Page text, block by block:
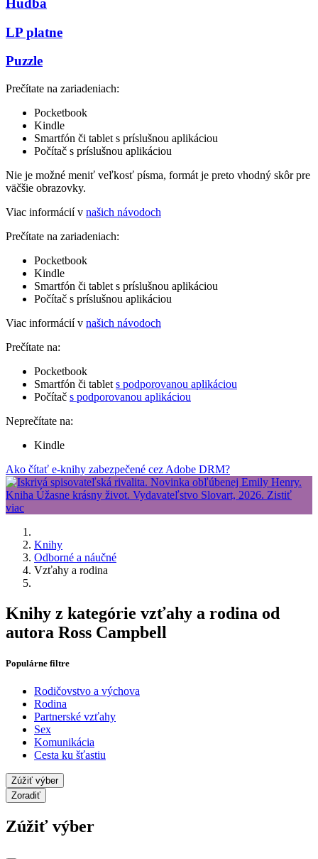
Hudba
LP platne
Puzzle
Prečítate na zariadeniach:
Pocketbook
Kindle
Smartfón či tablet s príslušnou aplikáciou
Počítač s príslušnou aplikáciou
Nie je možné meniť veľkosť písma, formát je preto vhodný skôr pre
väčšie obrazovky.
Viac informácií v našich návodoch
Prečítate na zariadeniach:
Pocketbook
Kindle
Smartfón či tablet s príslušnou aplikáciou
Počítač s príslušnou aplikáciou
Viac informácií v našich návodoch
Prečítate na:
Pocketbook
Smartfón či tablet s podporovanou aplikáciou
Počítač s podporovanou aplikáciou
Neprečítate na:
Kindle
Ako čítať e-knihy zabezpečené cez Adobe DRM?
Knihy
Odborné a náučné
Vzťahy a rodina
Knihy z kategórie vzťahy a rodina od
autora Ross Campbell
Populárne filtre
Rodičovstvo a výchova
Rodina
Partnerské vzťahy
Sex
Komunikácia
Cesta ku šťastiu
Zúžiť výber
Zoradiť
Zúžiť výber